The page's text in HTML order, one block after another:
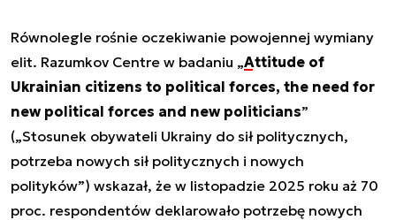
Równolegle rośnie oczekiwanie powojennej wymiany
elit. Razumkov Centre w badaniu „Attitude of
Ukrainian citizens to political forces, the need for
new political forces and new politicians”
(„Stosunek obywateli Ukrainy do sił politycznych,
potrzeba nowych sił politycznych i nowych
polityków”) wskazał, że w listopadzie 2025 roku aż 70
proc. respondentów deklarowało potrzebę nowych